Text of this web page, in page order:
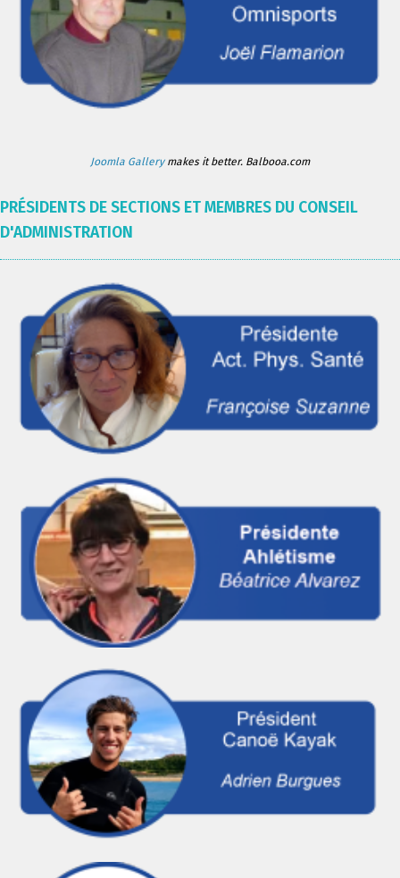
Joomla Gallerymakes it better. Balbooa.com
PRÉSIDENTS DE SECTIONS ET MEMBRES DU CONSEIL
D'ADMINISTRATION